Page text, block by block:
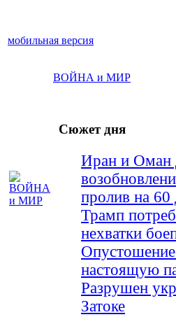
мобильная версия
ВОЙНА и МИР
Сюжет дня
Иран и Оман
пролив на 60
Трамп
нехватки
Опустошение
настоящую
Разрушен
Затоке